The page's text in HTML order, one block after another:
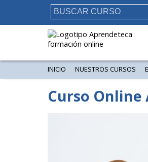
INICIO NUESTROS CURSOS
Curso